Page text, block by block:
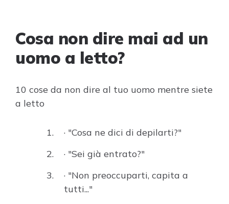
Cosa non dire mai ad un
uomo a letto?
10 cose da non dire al tuo uomo mentre siete
a letto
· "Cosa ne dici di depilarti?"
· "Sei già entrato?"
· "Non preoccuparti, capita a
tutti..."